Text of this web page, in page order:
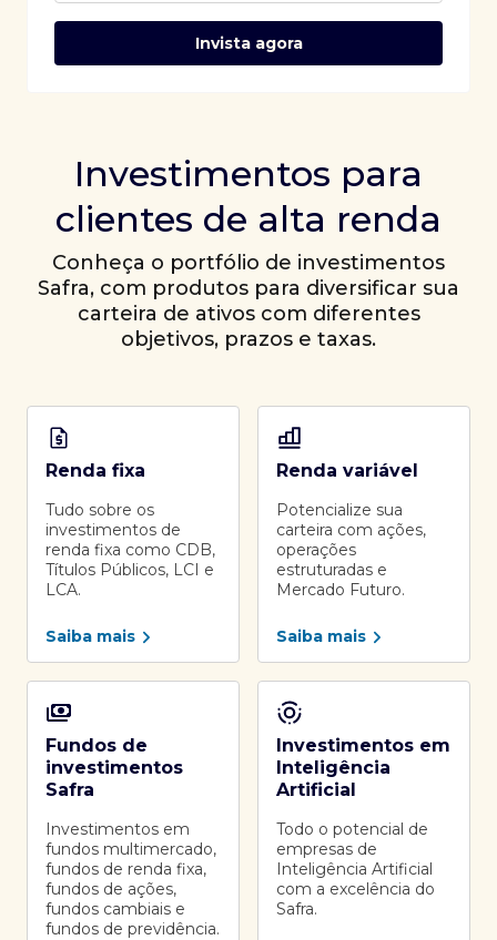
Invista agora
Investimentos para
clientes de alta renda
Conheça o portfólio de investimentos
Safra, com produtos para diversificar sua
carteira de ativos com diferentes
objetivos, prazos e taxas.
Renda fixa
Tudo sobre os
investimentos de
renda fixa como CDB,
Títulos Públicos, LCI e
LCA.
Saiba mais
Renda variável
Potencialize sua
carteira com ações,
operações
estruturadas e
Mercado Futuro.
Saiba mais
Fundos de
investimentos
Safra
Investimentos em
fundos multimercado,
fundos de renda fixa,
fundos de ações,
fundos cambiais e
fundos de previdência.
Investimentos em
Inteligência
Artificial
Todo o potencial de
empresas de
Inteligência Artificial
com a excelência do
Safra.